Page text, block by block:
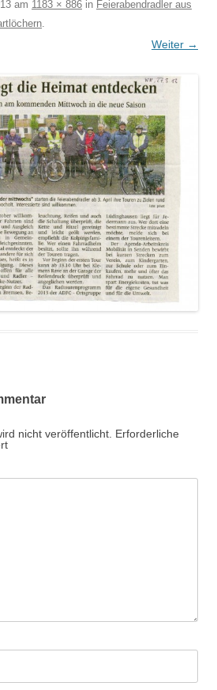
am 1183 × 886 in Feierabendradler aus
Weiter →
nicht veröffentlicht. Erforderliche